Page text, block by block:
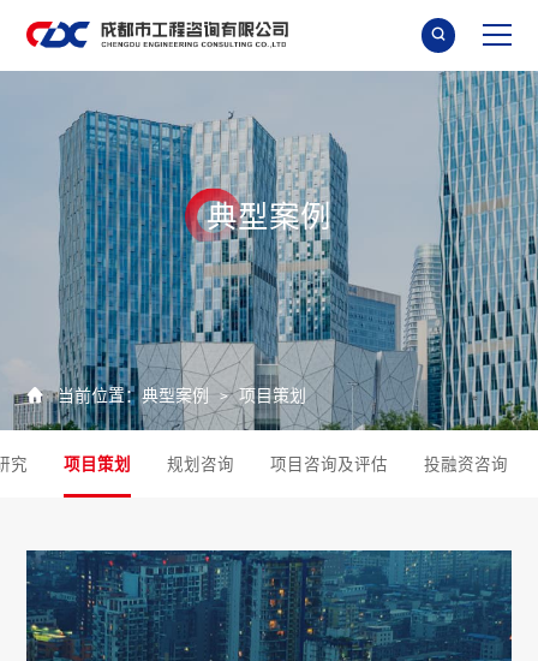

典型案例
 当前位置： 典型案例 > 项目策划
究 项目策划 规划咨询 项目咨询及评估 投融资咨询